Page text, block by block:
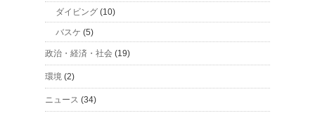
ダイビング (10)
バスケ (5)
政治・経済・社会 (19)
環境 (2)
ニュース (34)